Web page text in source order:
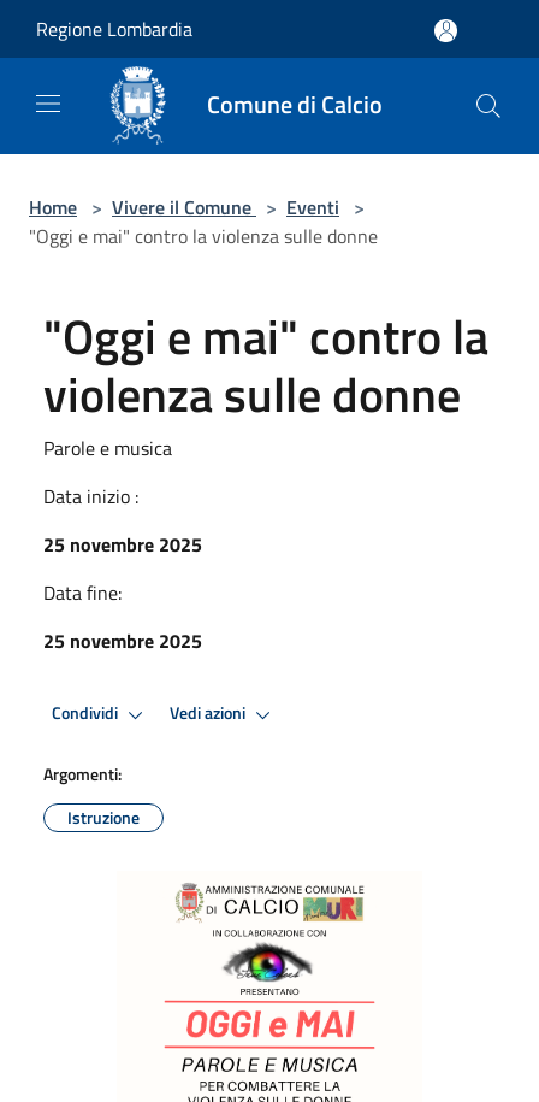
Regione Lombardia
Comune di Calcio
Home > Vivere il Comune > Eventi >
"Oggi e mai" contro la violenza sulle donne
"Oggi e mai" contro la
violenza sulle donne
Parole e musica
Data inizio :
25 novembre 2025
Data fine:
25 novembre 2025
Condividi Vedi azioni
Argomenti:
Istruzione